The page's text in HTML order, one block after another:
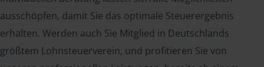
ausschöpfen, damit Sie das optimale Steuerergebnis
erhalten. Werden auch Sie Mitglied in Deutschlands
größtem Lohnsteuerverein, und profitieren Sie von